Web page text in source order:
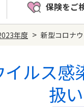
保険をご
年度 > 新型コロナ
ルス感
扱